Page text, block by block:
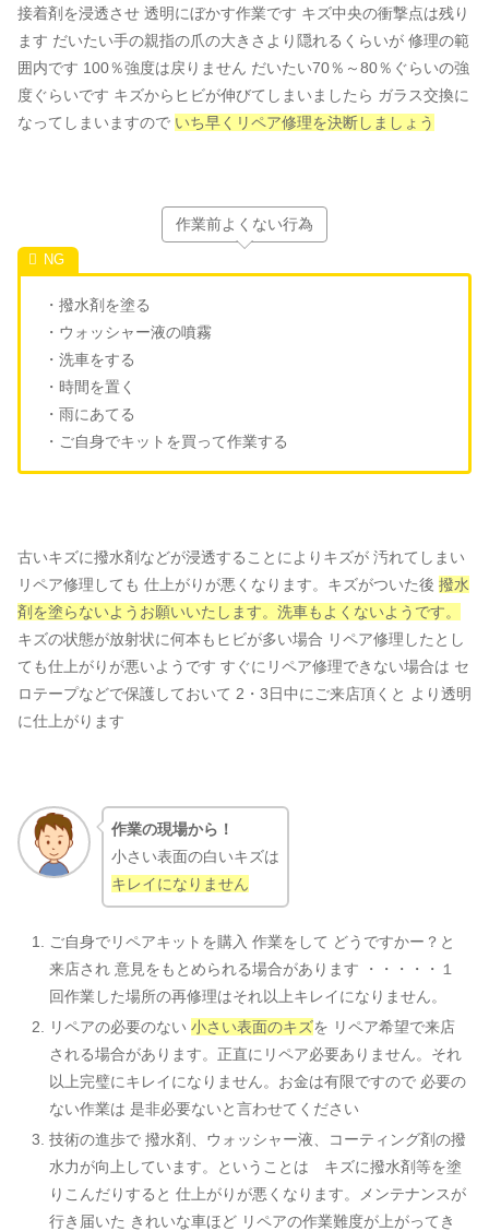
接着剤を浸透させ 透明にぼかす作業です キズ中央の衝撃点は残り
ます だいたい手の親指の爪の大きさより隠れるくらいが 修理の範
囲内です 100％強度は戻りません だいたい70％～80％ぐらいの強
度ぐらいです キズからヒビが伸びてしまいましたら ガラス交換に
なってしまいますので いち早くリペア修理を決断しましょう
作業前よくない行為
・撥水剤を塗る
・ウォッシャー液の噴霧
・洗車をする
・時間を置く
・雨にあてる
・ご自身でキットを買って作業する
古いキズに撥水剤などが浸透することによりキズが 汚れてしまい
リペア修理しても 仕上がりが悪くなります。キズがついた後 撥水
剤を塗らないようお願いいたします。洗車もよくないようです。
キズの状態が放射状に何本もヒビが多い場合 リペア修理したとし
ても仕上がりが悪いようです すぐにリペア修理できない場合は セ
ロテープなどで保護しておいて 2・3日中にご来店頂くと より透明
に仕上がります
作業の現場から！
小さい表面の白いキズは
キレイになりません
ご自身でリペアキットを購入 作業をして どうですかー？と
来店され 意見をもとめられる場合があります ・・・・・１
回作業した場所の再修理はそれ以上キレイになりません。
リペアの必要のない 小さい表面のキズを リペア希望で来店
される場合があります。正直にリペア必要ありません。それ
以上完璧にキレイになりません。お金は有限ですので 必要の
ない作業は 是非必要ないと言わせてください
技術の進歩で 撥水剤、ウォッシャー液、コーティング剤の撥
水力が向上しています。ということは キズに撥水剤等を塗
りこんだりすると 仕上がりが悪くなります。メンテナンスが
行き届いた きれいな車ほど リペアの作業難度が上がってき